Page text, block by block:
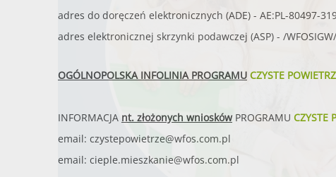
adres do doręczeń elektronicznych (ADE) - AE:PL-80497-
adres elektronicznej skrzynki podawczej (ASP) - /
OGÓLNOPOLSKA INFOLINIA PROGRAMU CZYSTE
INFORMACJA nt. złożonych wnioskówPROGRAMU CZYSTE
email: czystepowietrze@wfos.com.pl
email: cieple.mieszkanie@wfos.com.pl